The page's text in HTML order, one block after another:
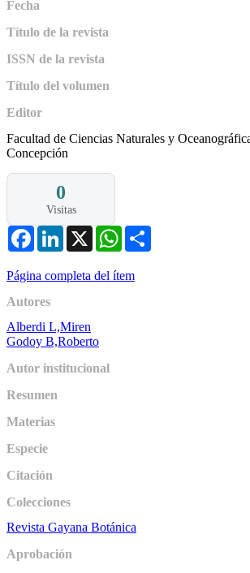
Fecha
Título de la revista
ISSN de la revista
Título del volumen
Editor
Facultad de Ciencias Naturales y
Concepción
0
Visitas
FacebookLinkedIn
X WhatsApp
Página completa del ítem
Autores
Alberdi L,Miren
Godoy B,Roberto
Autor institucional
Resumen
Materias
Especie
Citación
Colecciones
Revista Gayana Botánica
Aprobación